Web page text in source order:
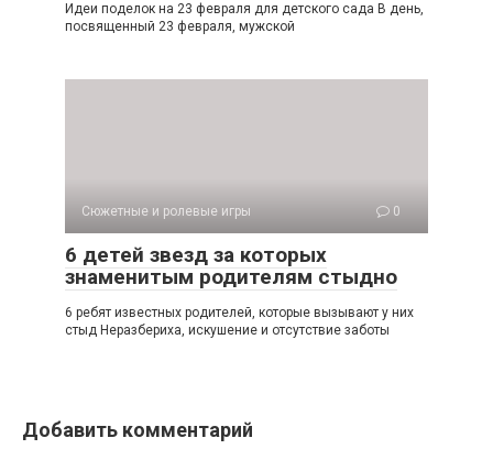
Идеи поделок на 23 февраля для детского сада В день,
посвященный 23 февраля, мужской
Сюжетные и ролевые игры 0
6 детей звезд за которых
знаменитым родителям стыдно
6 ребят известных родителей, которые вызывают у них
стыд Неразбериха, искушение и отсутствие заботы
Добавить комментарий